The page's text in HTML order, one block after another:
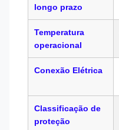
longo prazo
Temperatura
operacional
Conexão Elétrica
Classificação de
proteção